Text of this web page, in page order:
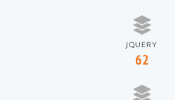
JQUERY
62